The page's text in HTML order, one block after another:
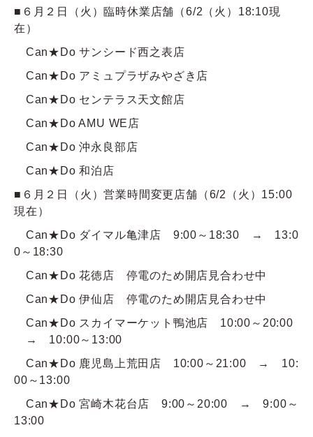
■６月２日（火）臨時休業店舗（6/2（火）18:10現
在）
Can★Do サンシード西之表店
Can★Do アミュプラザみやざき店
Can★Do センテラス天文館店
Can★Do AMU WE店
Can★Do 沖永良部店
Can★Do 和泊店
■６月２日（火）営業時間変更店舗（6/2（火）15:00
現在）
Can★Do ダイマル亀津店 9:00～18:30 → 13:0
0～18:30
Can★Do 花徳店 停電のため開店見合わせ中
Can★Do 伊仙店 停電のため開店見合わせ中
Can★Do スカイマーケット鴨池店 10:00～20:00
→ 10:00～13:00
Can★Do 鹿児島上荒田店 10:00～21:00 → 10:
00～13:00
Can★Do 宮崎木花台店 9:00～20:00 → 9:00～
13:00